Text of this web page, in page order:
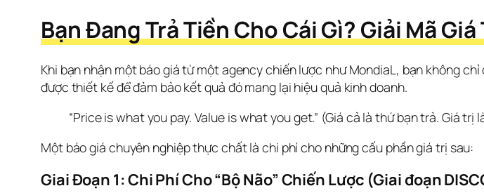
Bạn Đang Trả Tiền Cho Cái Gì? Giải Mã
Khi bạn nhận một báo giá từ một agency chiến lược như MondiaL, bạn không
được thiết kế để đảm bảo kết quả đó mang lại hiệu quả kinh doanh.
“Price is what you pay. Value is what you get.” (Giá cả là thứ bạn trả. Giá trị
Một báo giá chuyên nghiệp thực chất là chi phí cho những cấu phần giá trị sau:
Giai Đoạn 1: Chi Phí Cho “Bộ Não” Chiến Lược (Giai đoạn